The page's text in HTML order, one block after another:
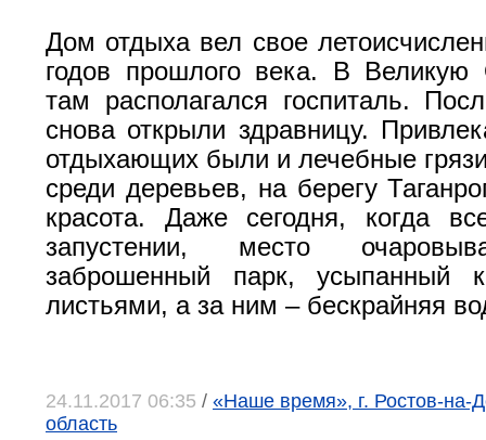
Дом отдыха вел свое
годов прошлого века. В Великую
там располагался госпиталь.
снова открыли здравницу.
отдыхающих были и лечебные
среди деревьев, на берегу
красота. Даже сегодня, когда
запустении, место
заброшенный парк, усыпанный
листьями, а за ним – бескрайняя
24.11.2017 06:35 / «Наше время», г. Ростов-на-
область